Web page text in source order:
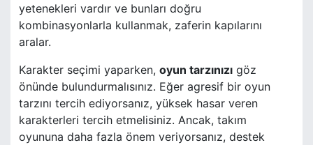
yetenekleri vardır ve bunları doğru
kombinasyonlarla kullanmak, zaferin kapılarını
aralar.
Karakter seçimi yaparken, oyun tarzınızı göz
önünde bulundurmalısınız. Eğer agresif bir oyun
tarzını tercih ediyorsanız, yüksek hasar veren
karakterleri tercih etmelisiniz. Ancak, takım
oyununa daha fazla önem veriyorsanız, destek